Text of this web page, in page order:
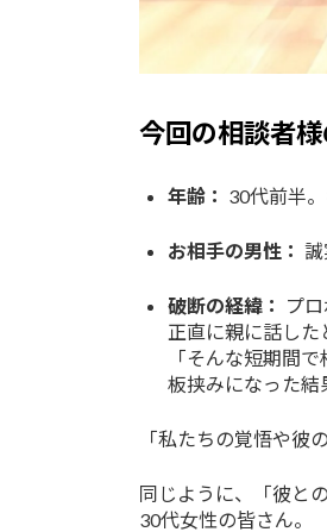
今回の相談者
年齢： 30代前半
お相手の男性： 誠
破断の経緯：
プ
正直に親に話した
「そんな短期間
板挟みになった結
「私たちの覚悟や彼
同じように、「彼と
30代女性の皆さん。